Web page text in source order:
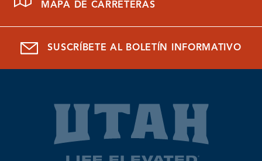
MAPA DE CARRETERAS
SUSCRÍBETE AL BOLETÍN INFORMATIVO